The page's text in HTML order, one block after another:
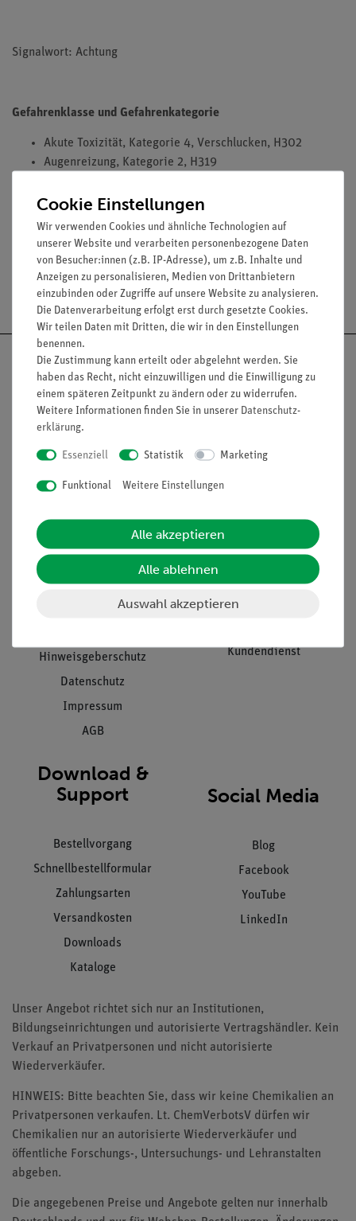
Signalwort: Achtung
Gefahrenklasse und Gefahrenkategorie
Akute Toxizität, Kategorie 4, Verschlucken, H302
Augenreizung, Kategorie 2, H319
Media / Downloads
Versandkostenfrei ab 300,- €
Nach oben
Informationen
Projekte und Lösungen
Presse
Stellenangebote
Hinweisgeberschutz
Datenschutz
Impressum
AGB
Übersicht Service
Beratung & Showroom
Inventarisierungs- &
Einräumservice
Kundendienst
Download &
Support
Bestellvorgang
Schnellbestellformular
Zahlungsarten
Versandkosten
Downloads
Kataloge
Social Media
Blog
Facebook
YouTube
LinkedIn
Unser Angebot richtet sich nur an Institutionen,
Bildungseinrichtungen und autorisierte Vertragshändler. Kein
Verkauf an Privatpersonen und nicht autorisierte
Wiederverkäufer.
HINWEIS: Bitte beachten Sie, dass wir keine Chemikalien an
Privatpersonen verkaufen. Lt. ChemVerbotsV dürfen wir
Chemikalien nur an autorisierte Wiederverkäufer und
öffentliche Forschungs-, Untersuchungs- und Lehranstalten
abgeben.
Die angegebenen Preise und Angebote gelten nur innerhalb
Cookie Einstellungen
Wir verwenden Cookies und ähnliche Technologien auf
unserer Website und verarbeiten personenbezogene Daten
von Besucher:innen (z.B. IP-Adresse), um z.B. Inhalte und
Anzeigen zu personalisieren, Medien von Drittanbietern
einzubinden oder Zugriffe auf unsere Website zu analysieren.
Die Datenverarbeitung erfolgt erst durch gesetzte Cookies.
Wir teilen Daten mit Dritten, die wir in den Einstellungen
benennen.
Die Zustimmung kann erteilt oder abgelehnt werden. Sie
haben das Recht, nicht einzuwilligen und die Einwilligung zu
einem späteren Zeitpunkt zu ändern oder zu widerrufen.
Weitere Informationen finden Sie in unserer Daten­schutz­
erklärung.
Essenziell Statistik Marketing
Funktional Weitere Einstellungen
Alle akzeptieren
Alle ablehnen
Auswahl akzeptieren